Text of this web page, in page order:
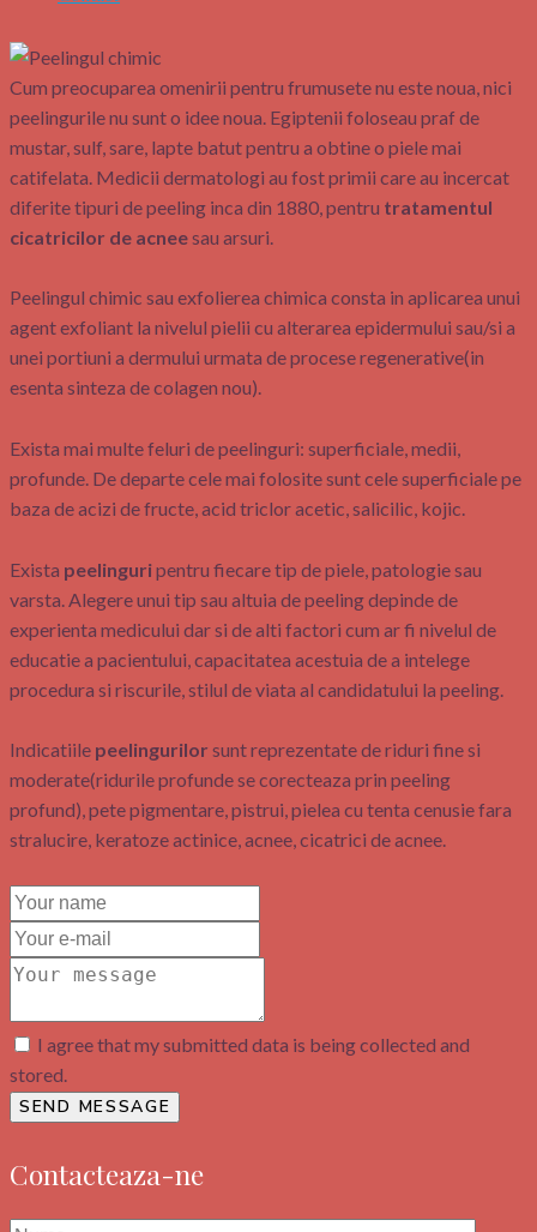
Cum preocuparea omenirii pentru frumusete nu este noua, nici
peelingurile nu sunt o idee noua. Egiptenii foloseau praf de
mustar, sulf, sare, lapte batut pentru a obtine o piele mai
catifelata. Medicii dermatologi au fost primii care au incercat
diferite tipuri de peeling inca din 1880, pentru tratamentul
cicatricilor de acneesau arsuri.
Peelingul chimic sau exfolierea chimica consta in aplicarea unui
agent exfoliant la nivelul pielii cu alterarea epidermului sau/si a
unei portiuni a dermului urmata de procese regenerative(in
esenta sinteza de colagen nou).
Exista mai multe feluri de peelinguri: superficiale, medii,
profunde. De departe cele mai folosite sunt cele superficiale pe
baza de acizi de fructe, acid triclor acetic, salicilic, kojic.
Exista peelinguripentru fiecare tip de piele, patologie sau
varsta. Alegere unui tip sau altuia de peeling depinde de
experienta medicului dar si de alti factori cum ar fi nivelul de
educatie a pacientului, capacitatea acestuia de a intelege
procedura si riscurile, stilul de viata al candidatului la peeling.
Indicatiile peelingurilor sunt reprezentate de riduri fine si
moderate(ridurile profunde se corecteaza prin peeling
profund), pete pigmentare, pistrui, pielea cu tenta cenusie fara
stralucire, keratoze actinice, acnee, cicatrici de acnee.
I agree that my submitted data is being collected and
stored.
SEND MESSAGE
Contacteaza-ne